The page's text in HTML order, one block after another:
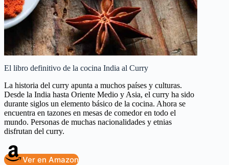
El libro definitivo de la cocina India al Curry
La historia del curry apunta a muchos países y culturas.
Desde la India hasta Oriente Medio y Asia, el curry ha sido
durante siglos un elemento básico de la cocina. Ahora se
encuentra en tazones en mesas de comedor en todo el
mundo. Personas de muchas nacionalidades y etnias
disfrutan del curry.
Ver en Amazon